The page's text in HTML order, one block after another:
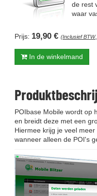
de rest
waar
Prijs: 19,90 € (Inclusief
In de winkelmand
POIbase Mobile wordt op
en breidt deze met een
Hiermee krijg je veel
wanneer alleen de POI's